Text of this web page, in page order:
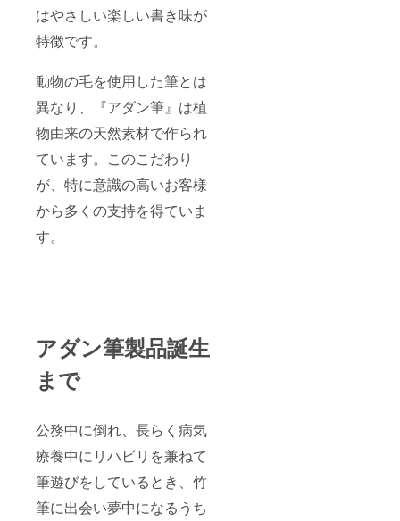
はやさしい楽しい書き味が
特徴です。
動物の毛を使用した筆とは
異なり、『アダン筆』は植
物由来の天然素材で作られ
ています。このこだわり
が、特に意識の高いお客様
から多くの支持を得ていま
す。
アダン筆製品誕生
まで
公務中に倒れ、長らく病気
療養中にリハビリを兼ねて
筆遊びをしているとき、竹
筆に出会い夢中になるうち